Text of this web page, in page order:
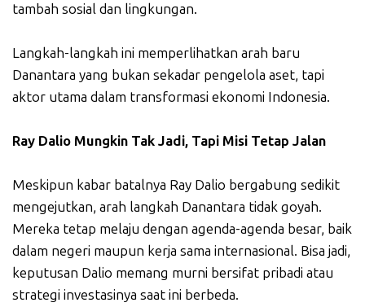
tambah sosial dan lingkungan.
Langkah-langkah ini memperlihatkan arah baru
Danantara yang bukan sekadar pengelola aset, tapi
aktor utama dalam transformasi ekonomi Indonesia.
Ray Dalio Mungkin Tak Jadi, Tapi Misi Tetap Jalan
Meskipun kabar batalnya Ray Dalio bergabung sedikit
mengejutkan, arah langkah Danantara tidak goyah.
Mereka tetap melaju dengan agenda-agenda besar, baik
dalam negeri maupun kerja sama internasional. Bisa jadi,
keputusan Dalio memang murni bersifat pribadi atau
strategi investasinya saat ini berbeda.